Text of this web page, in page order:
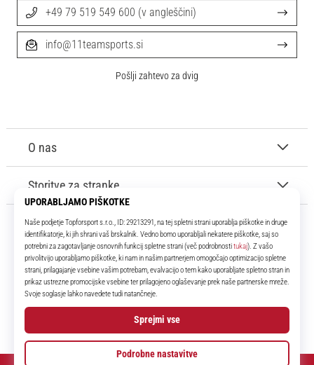
11teamsports.si
Že več kot 16 let smo vaši soigralci ter vam predstavljamo najboljše in
najnovejše izdelke iz sveta nogometa.
Facebook
Instagram
O nas
Storitve za stranke
+49 79 519 549 600 (v angleščini)
info@11teamsports.si
Pošlji zahtevo za dvig